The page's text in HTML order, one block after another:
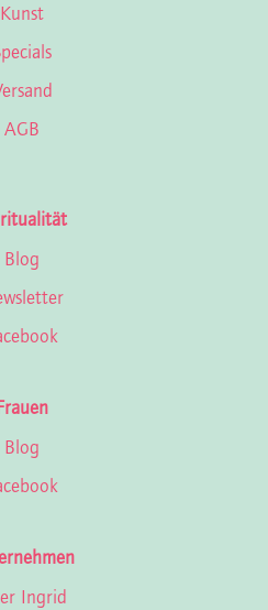
Kunst
AGB
Blog
Frauen
Blog
Ingrid